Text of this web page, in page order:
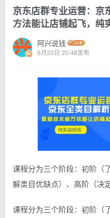
京东店群专业运营：京
方法能让店铺起飞，纯
阿兴说钱
6月20日 20:48发布
课程分为三个阶段：初阶（
解类目优缺点）、高阶（决
课程分为三个阶段：初阶（